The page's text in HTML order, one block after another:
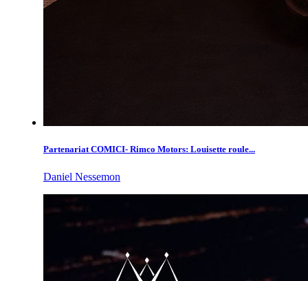
Partenariat COMICI- Rimco Motors: Louisette roule...
Daniel Nessemon